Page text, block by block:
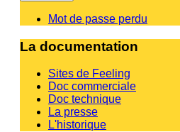
Mot de passe perdu
La documentation
Sites de Feeling
Doc commerciale
Doc technique
La presse
L'historique